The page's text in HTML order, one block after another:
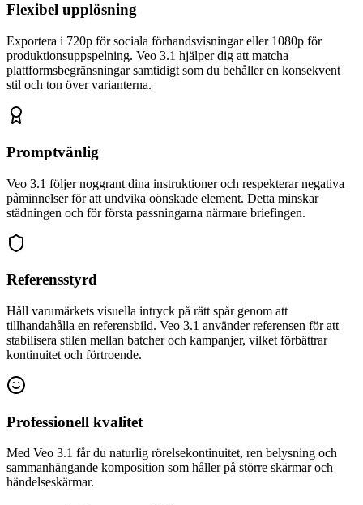
Flexibel upplösning
Exportera i 720p för sociala förhandsvisningar eller 1080p för
produktionsuppspelning. Veo 3.1 hjälper dig att matcha
plattformsbegränsningar samtidigt som du behåller en konsekvent
stil och ton över varianterna.
Promptvänlig
Veo 3.1 följer noggrant dina instruktioner och respekterar negativa
påminnelser för att undvika oönskade element. Detta minskar
städningen och för första passningarna närmare briefingen.
Referensstyrd
Håll varumärkets visuella intryck på rätt spår genom att
tillhandahålla en referensbild. Veo 3.1 använder referensen för att
stabilisera stilen mellan batcher och kampanjer, vilket förbättrar
kontinuitet och förtroende.
Professionell kvalitet
Med Veo 3.1 får du naturlig rörelsekontinuitet, ren belysning och
sammanhängande komposition som håller på större skärmar och
händelseskärmar.